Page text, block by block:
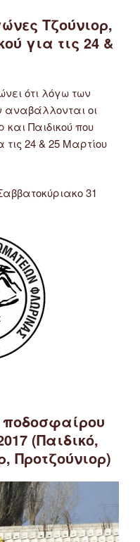
4/2018”
Τζούνιορ,
για τις 24 &
ότι λόγω των
αναβάλλονται οι
και Παιδικού που
24 & 25 Μαρτίου
31
(Παιδικό,
Προτζούνιορ)